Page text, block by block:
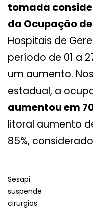
tomada
da Ocupação
Hospitais de
período de 01 a
um aumento.
estadual, a
aumentou em
litoral aumento
85%,
Sesapi
suspende
cirurgias